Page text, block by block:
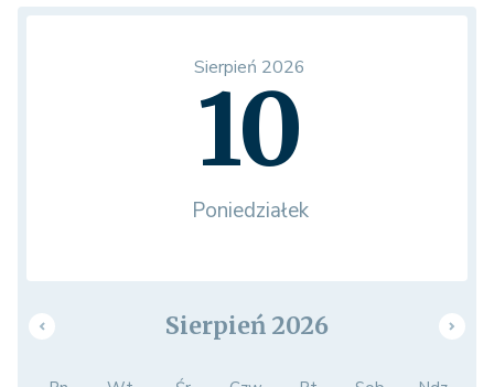
Sierpień 2026
10
Poniedziałek
Sierpień 2026